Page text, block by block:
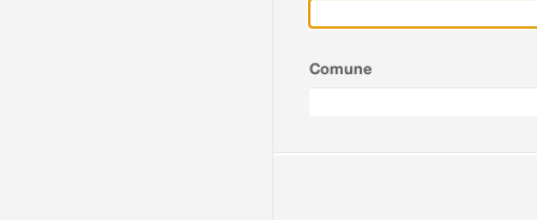
Comune